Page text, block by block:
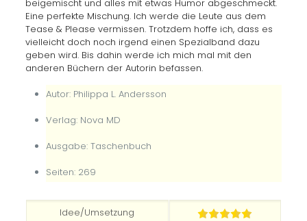
beigemischt und alles mit etwas Humor abgeschmeckt.
Eine perfekte Mischung. Ich werde die Leute aus dem
Tease & Please vermissen. Trotzdem hoffe ich, dass es
vielleicht doch noch irgend einen Spezialband dazu
geben wird. Bis dahin werde ich mich mal mit den
anderen Büchern der Autorin befassen.
Autor: Philippa L. Andersson
Verlag: Nova MD
Ausgabe: Taschenbuch
Seiten: 269
Idee/Umsetzung